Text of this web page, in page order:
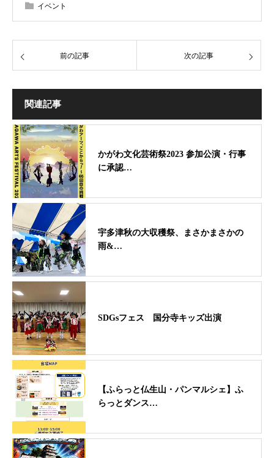
イベント
前の記事 次の記事
関連記事
かがわ文化芸術祭2023 参加公演・行事
に承認…
宇多津秋の大収穫祭、まさかまさかの
雨&…
SDGsフェス 国分寺キッズ出演
【ふらっと仏生山・パンマルシェ】ふ
らっとダンス…